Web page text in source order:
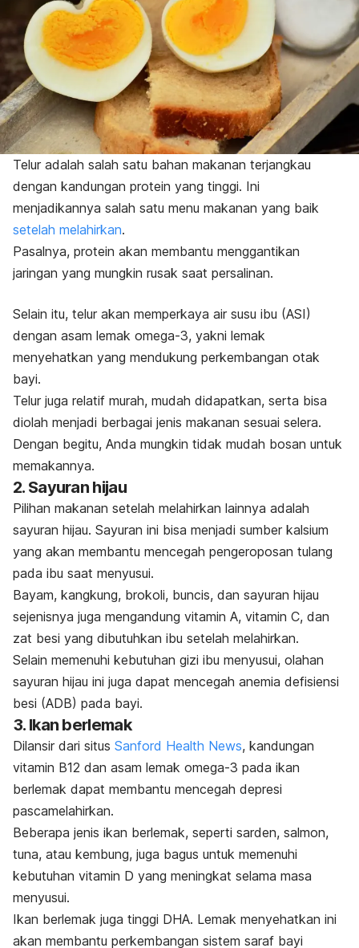
Telur adalah salah satu bahan makanan terjangkau
dengan kandungan protein yang tinggi. Ini
menjadikannya salah satu menu makanan yang baik
setelah melahirkan.
Pasalnya, protein akan membantu menggantikan
jaringan yang mungkin rusak saat persalinan.
Selain itu, telur akan memperkaya air susu ibu (ASI)
dengan asam lemak omega-3, yakni lemak
menyehatkan yang mendukung perkembangan otak
bayi.
Telur juga relatif murah, mudah didapatkan, serta bisa
diolah menjadi berbagai jenis makanan sesuai selera.
Dengan begitu, Anda mungkin tidak mudah bosan untuk
memakannya.
2. Sayuran hijau
Pilihan makanan setelah melahirkan lainnya adalah
sayuran hijau. Sayuran ini bisa menjadi sumber kalsium
yang akan membantu mencegah pengeroposan tulang
pada ibu saat menyusui.
Bayam, kangkung, brokoli, buncis, dan sayuran hijau
sejenisnya juga mengandung vitamin A, vitamin C, dan
zat besi yang dibutuhkan ibu setelah melahirkan.
Selain memenuhi kebutuhan gizi ibu menyusui, olahan
sayuran hijau ini juga dapat mencegah anemia defisiensi
besi (ADB) pada bayi.
3. Ikan berlemak
Dilansir dari situs Sanford Health News, kandungan
vitamin B12 dan asam lemak omega-3 pada ikan
berlemak dapat membantu mencegah depresi
pascamelahirkan.
Beberapa jenis ikan berlemak, seperti sarden, salmon,
tuna, atau kembung, juga bagus untuk memenuhi
kebutuhan vitamin D yang meningkat selama masa
menyusui.
Ikan berlemak juga tinggi DHA. Lemak menyehatkan ini
akan membantu perkembangan sistem saraf bayi